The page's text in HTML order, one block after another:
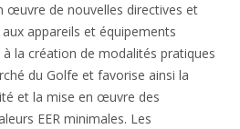
œuvre de nouvelles directives et
appareils et équipements
la création de modalités pratiques
du Golfe et favorise ainsi la
et la mise en œuvre des
EER minimales. Les